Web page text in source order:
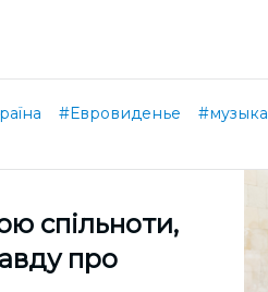
#Евровиденье #музыка
спільноти,
про